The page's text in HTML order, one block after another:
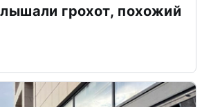
грохот, похожий